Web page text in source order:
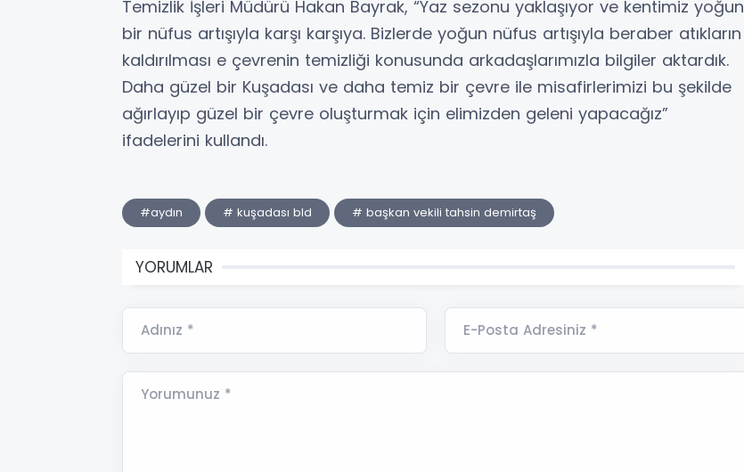
Temizlik İşleri Müdürü Hakan Bayrak, “Yaz sezonu yaklaşıyor ve kentimiz yoğun
bir nüfus artışıyla karşı karşıya. Bizlerde yoğun nüfus artışıyla beraber atıkların
kaldırılması e çevrenin temizliği konusunda arkadaşlarımızla bilgiler aktardık.
Daha güzel bir Kuşadası ve daha temiz bir çevre ile misafirlerimizi bu şekilde
ağırlayıp güzel bir çevre oluşturmak için elimizden geleni yapacağız”
ifadelerini kullandı.
#aydın # kuşadası bld # başkan vekili tahsin demirtaş
YORUMLAR
Adınız * E-Posta Adresiniz *
Yorumunuz *